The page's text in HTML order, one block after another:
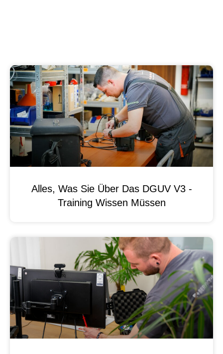
Alles, Was Sie Über Das DGUV V3 -
Training Wissen Müssen